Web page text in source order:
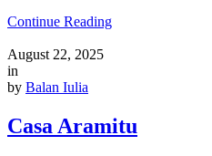
Continue Reading
August 22, 2025
in
by Balan Iulia
Casa Aramitu